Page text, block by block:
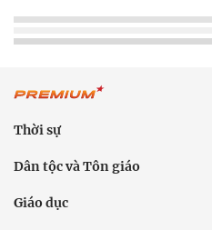
Thời sự
Dân tộc và Tôn giáo
Giáo dục